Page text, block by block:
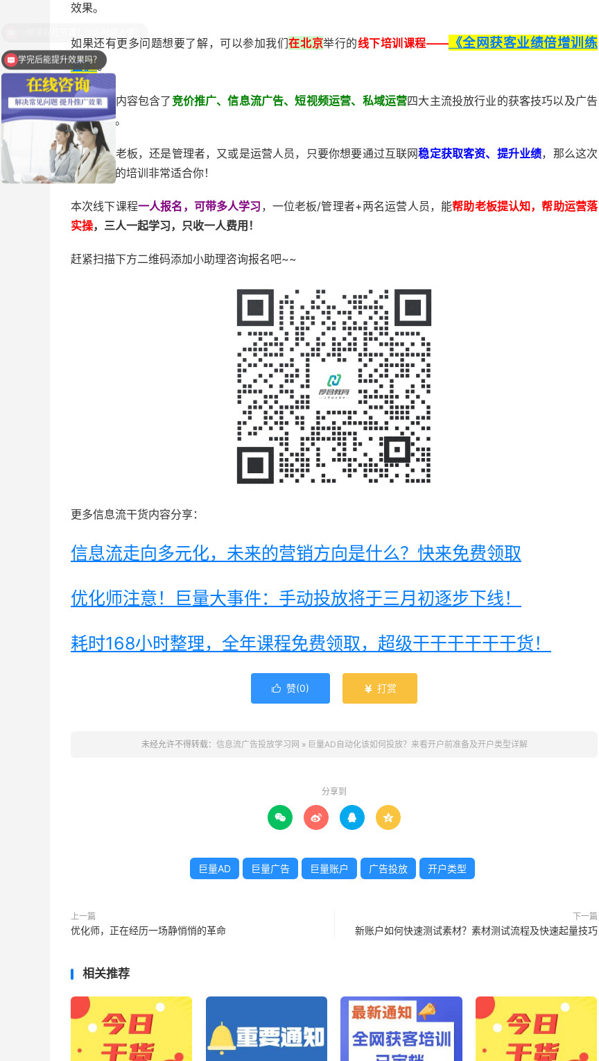
效果。
如果还有更多问题想要了解，可以参加我们在北京举行的线下培训课程—— 《全网获客业绩倍增训练
营》。
本次课程内容包含了竞价推广、信息流广告、短视频运营、私域运营四大主流投放行业的获客技巧以及广告
投放策略。
不论你是老板，还是管理者，又或是运营人员，只要你想要通过互联网稳定获取客资、提升业绩，那么这次
线下课程的培训非常适合你！
本次线下课程一人报名，可带多人学习 ，一位老板/管理者+两名运营人员，能帮助老板提认知，帮助运营落
实操，三人一起学习，只收一人费用！
赶紧扫描下方二维码添加小助理咨询报名吧~~
更多信息流干货内容分享：
信息流走向多元化，未来的营销方向是什么？快来免费领取
优化师注意！巨量大事件：手动投放将于三月初逐步下线！
耗时168小时整理，全年课程免费领取，超级干干干干干干货！
 赞(0)  打赏
未经允许不得转载： 信息流广告投放学习网 » 巨量AD自动化该如何投放？来看开户前准备及开户类型详解
分享到
   
巨量AD 巨量广告 巨量账户 广告投放 开户类型
上一篇
优化师，正在经历一场静悄悄的革命
下一篇
新账户如何快速测试素材？素材测试流程及快速起量技巧
相关推荐
学完后能提升效果吗？